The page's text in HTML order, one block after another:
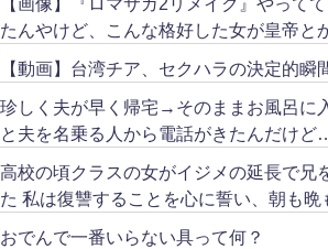
たんやけど、こんな格好した女が皇帝と
【動画】台湾チア、セクハラの決定的瞬
珍しく夫が早く帰宅→そのままお風呂に
と夫を名乗る人から電話がきたんだけど…
高校の頃クラスの女がイジメの延長で兄
た 私は復讐することを心に誓い、朝も晩
おでんで一番いらない具って何？